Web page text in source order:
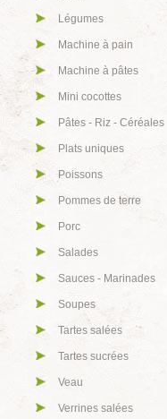
Légumes
Machine à pain
Machine à pâtes
Mini cocottes
Pâtes - Riz - Céréales
Plats uniques
Poissons
Pommes de terre
Porc
Salades
Sauces - Marinades
Soupes
Tartes salées
Tartes sucrées
Veau
Verrines salées